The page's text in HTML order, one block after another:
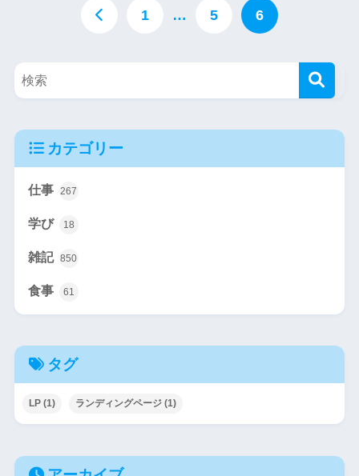
1 … 5 6
カテゴリー
仕事 267
学び 18
雑記 850
食事 61
タグ
LP(1) ランディングページ(1)